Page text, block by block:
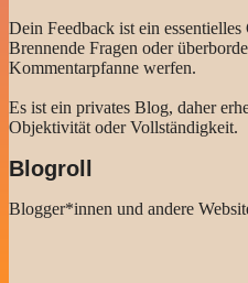
Dein Feedback ist ein
Brennende Fragen oder
Kommentarpfanne werfen.
Es ist ein privates Blog, daher
Objektivität oder Vollständigkeit.
Blogroll
Blogger*innen und andere